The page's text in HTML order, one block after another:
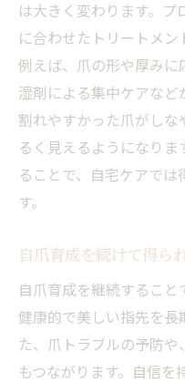
は大きく変わります。
に合わせたトリートメン
例えば、爪の形や厚み
湿剤による集中ケアなど
割れやすかった爪がし
るく見えるようになり
ることで、自宅ケアで
す。
自爪育成を続けて得ら
自爪育成を継続すること
健康的で美しい指先を長
た、爪トラブルの予防
もつながります。自信を